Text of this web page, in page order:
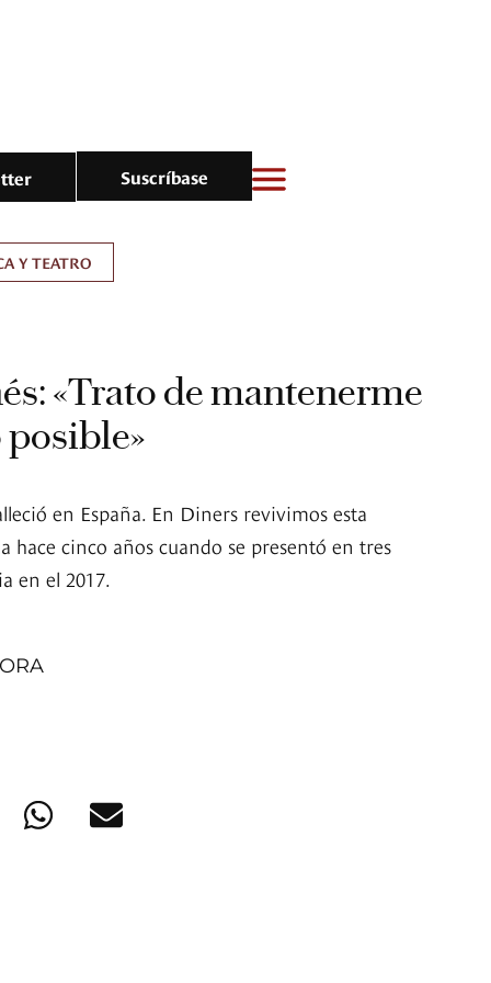
Suscríbase
Y TEATRO
«Trato de mantenerme
en España. En Diners revivimos esta
hace cinco años cuando se presentó en tres
en el 2017.